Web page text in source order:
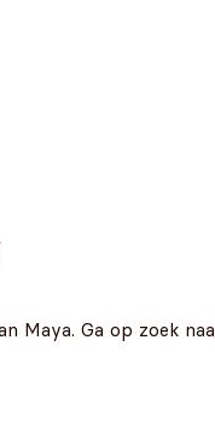
Maya. Ga op zoek